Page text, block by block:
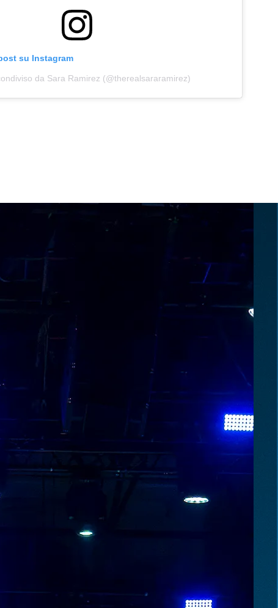
su Instagram
da Sara Ramirez (@therealsararamirez)